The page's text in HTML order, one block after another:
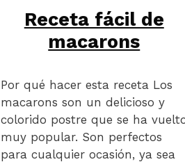
Receta fácil de
macarons
Por qué hacer esta receta Los
macarons son un delicioso y
colorido postre que se ha
muy popular. Son perfectos
para cualquier ocasión, ya sea